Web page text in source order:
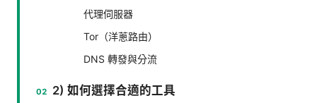
代理伺服器
Tor（洋蔥路由）
DNS 轉發與分流
2) 如何選擇合適的工具